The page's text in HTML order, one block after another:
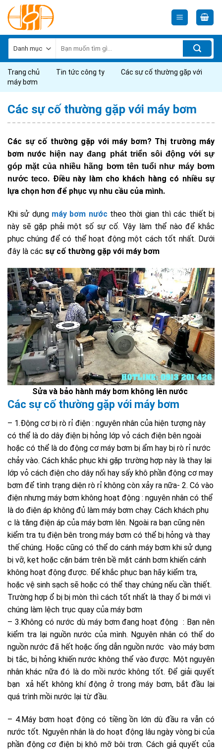
Skip
to
content
kiếm:
Trang chủ Tin tức công ty
Các sự cố thường gặp với
máy bơm
Các sự cố thường gặp với máy bơm
Các sự cố thường gặp với máy bơm? Thị trường máy
bơm nước hiện nay đang phát triển sôi động với sự
góp mặt của nhiều hãng
bơmtên tuổi như máy bơm
nước teco. Điều này làm cho khách hàng có nhiều sự
lựa chọn hơn để phục vụ nhu cầu của mình.
Khi sử dụng máy bơm nướctheo thời gian thì các thiết bị
này sẽ gặp phải một số sự cố. Vậy làm thể nào để khắc
phục chúng để có thể hoạt động một cách tốt nhất. Dưới
đây là các sự cố thường gặp với máy bơm
Sửa và bảo hành máy bơm không lên nước
Các sự cố thường gặp với máy bơm
– 1.Động cơ bị rò rỉ điện : nguyên nhân của hiện tượng này
có thể là do dây điện bị hỏng lớp vỏ cách điện bên ngoài
hoặc có thể là do động cơ máy bơm bị ẩm hay bị rò rỉ nước
chảy vào. Cách khắc phục khi gặp trường hợp này là thay lại
lớp vỏ cách điện cho dây nối hay sấy khô phần động cơ may
bơm để tình trạng diện rò rỉ không còn xảy ra nữa- 2. Có vào
điện nhưng máy bơm không hoạt động : nguyên nhân có thể
là do điện áp không đủ làm máy bơm chạy. Cách khách phụ
c là tăng điện áp của máy bơm lên. Ngoài ra bạn cũng nên
kiểm tra tụ điện bên trong máy bơm có thể bị hỏng và thay
thế chúng. Hoặc cũng có thể do cánh máy bơm khi sử dụng
bị vỡ, kẹt hoặc cặn bám trên bề mặt cánh bơm khiến cánh
không hoạt động được. Để khắc phục bạn hãy kiểm tra,
hoặc vệ sinh sạch sẽ hoặc có thể thay chúng nếu cần thiết.
Trường hợp ổ bị bị mòn thì cách tốt nhất là thay ổ bi mới vì
chúng làm lệch trục quay của máy bơm
– 3.Không có nước dù máy bơm đang hoạt động : Bạn nên
kiểm tra lại nguồn nước của mình. Nguyên nhân có thể do
nguồn nước đã hết hoặc ống dẫn nguồn nước vào máy bơm
bị tắc, bị hỏng khiến nước không thể vào được. Một nguyên
nhân khác nữa đó là do mồi nước không tốt. Để giải quyết
bạn xả hết không khí động ở trong máy bơm, bắt đầu lại
quá trình mồi nước lại từ đầu.
– 4.Máy bơm hoạt động có tiềng ồn lớn dù đầu ra vẫn có
nước tốt. Nguyên nhân là do hoạt động lâu ngày vòng bi của
phần động cơ điện bị khô mỡ bôi trơn. Cách giả quyết của